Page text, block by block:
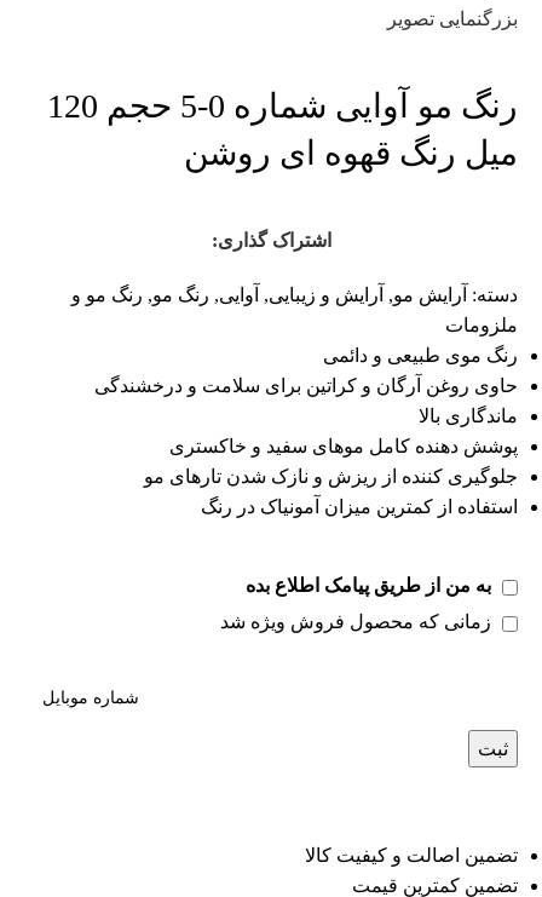
بزرگنمایی تصویر
رنگ مو آوایی شماره 0-5 حجم 120
میل رنگ قهوه ای روشن
اشتراک گذاری:
دسته: آرایش مو, آرایش و زیبایی, آوایی, رنگ مو, رنگ مو و
ملزومات
رنگ موی طبیعی و دائمی
حاوی روغن آرگان و کراتین برای سلامت و درخشندگی
ماندگاری بالا
پوشش دهنده کامل موهای سفید و خاکستری
جلوگیری کننده از ریزش و نازک شدن تارهای مو
استفاده از کمترین میزان آمونیاک در رنگ
به من از طریق پیامک اطلاع بده
زمانی که محصول فروش ویژه شد
ثبت
تضمین اصالت و کیفیت کالا
تضمین کمترین قیمت